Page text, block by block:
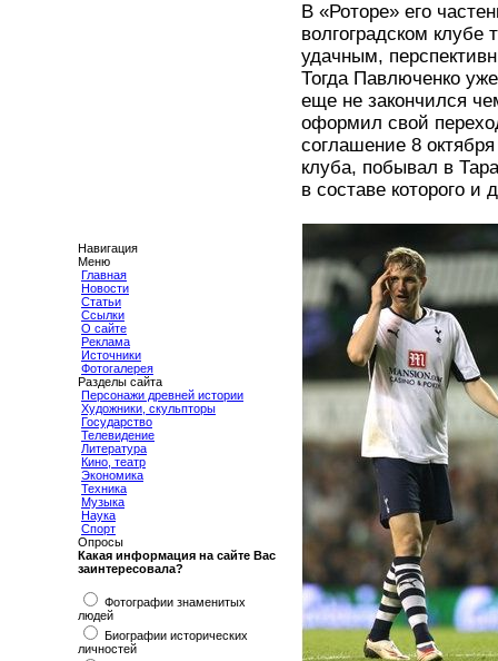
Навигация
Меню
Главная
Новости
Статьи
Ссылки
О сайте
Реклама
Источники
Фотогалерея
Разделы сайта
Персонажи древней истории
Художники, скульпторы
Государство
Телевидение
Литература
Кино, театр
Экономика
Техника
Музыка
Наука
Спорт
Опросы
Какая информация на сайте Вас
заинтересовала?
Фотографии знаменитых
людей
Биографии исторических
личностей
В «Роторе» его
волгоградском
удачным,
Тогда Павлюченко
еще не закончился
оформил свой
соглашение 8
клуба, побывал в
в составе которого и